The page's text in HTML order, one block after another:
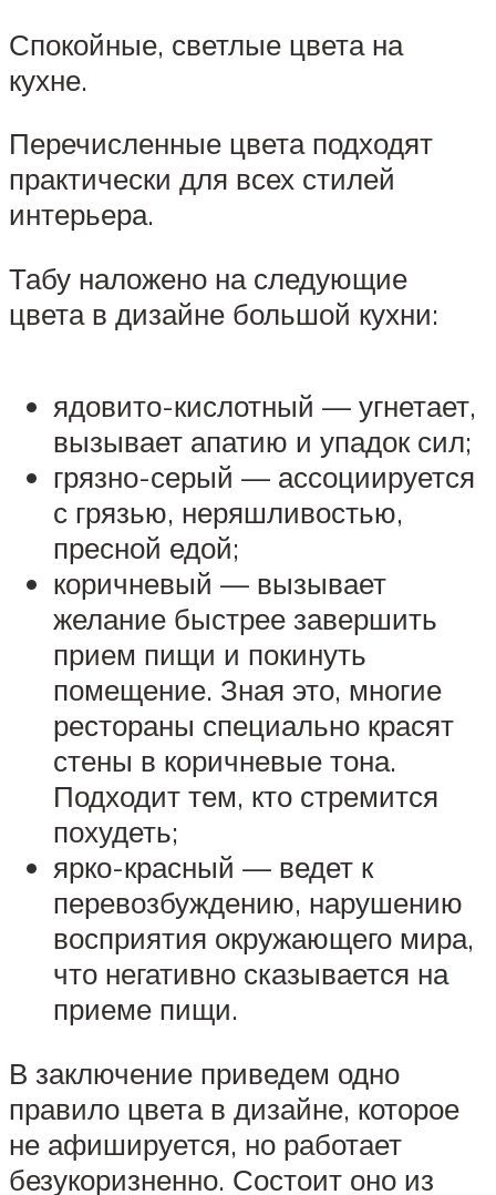
Спокойные, светлые цвета на
кухне.
Перечисленные цвета подходят
практически для всех стилей
интерьера.
Табу наложено на следующие
цвета в дизайне большой кухни:
ядовито-кислотный — угнетает,
вызывает апатию и упадок сил;
грязно-серый — ассоциируется
с грязью, неряшливостью,
пресной едой;
коричневый — вызывает
желание быстрее завершить
прием пищи и покинуть
помещение. Зная это, многие
рестораны специально красят
стены в коричневые тона.
Подходит тем, кто стремится
похудеть;
ярко-красный — ведет к
перевозбуждению, нарушению
восприятия окружающего мира,
что негативно сказывается на
приеме пищи.
В заключение приведем одно
правило цвета в дизайне, которое
не афишируется, но работает
безукоризненно. Состоит оно из